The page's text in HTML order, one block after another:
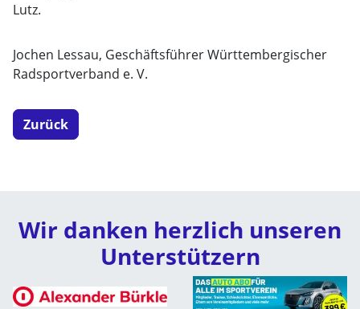
Lutz.
Jochen Lessau, Geschäftsführer Württembergischer
Radsportverband e. V.
Zurück
Wir danken herzlich unseren
Unterstützern